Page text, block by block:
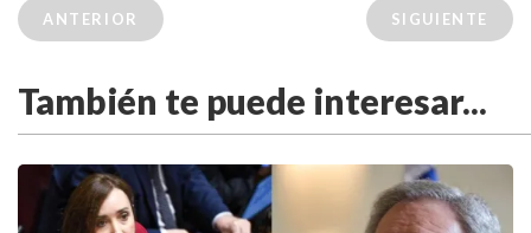
ANTERIOR SIGUIENTE
También te puede interesar...